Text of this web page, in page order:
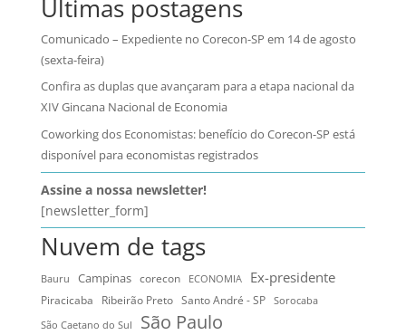
Últimas postagens
Comunicado – Expediente no Corecon-SP em 14 de agosto
(sexta-feira)
Confira as duplas que avançaram para a etapa nacional da
XIV Gincana Nacional de Economia
Coworking dos Economistas: benefício do Corecon-SP está
disponível para economistas registrados
Assine a nossa newsletter!
[newsletter_form]
Nuvem de tags
Bauru Campinas corecon ECONOMIA Ex-presidente
Piracicaba Ribeirão Preto Santo André - SP
Sorocaba
São Caetano do Sul
São Paulo